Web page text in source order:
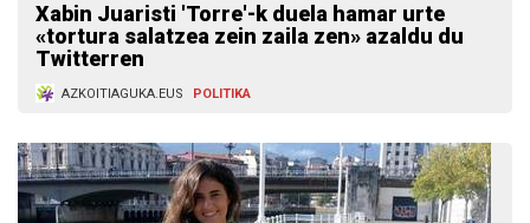
Xabin Juaristi 'Torre'-k duela hamar urte
«tortura salatzea zein zaila zen» azaldu du
Twitterren
AZKOITIAGUKA.EUS POLITIKA